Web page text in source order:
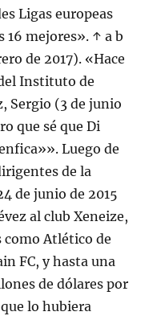
Ligas europeas
16 mejores». ↑ a b
de 2017). «Hace
Instituto de
Sergio (3 de junio
que sé que Di
Luego de
de la
de junio de 2015
al club Xeneize,
como Atlético de
FC, y hasta una
de dólares por
lo hubiera